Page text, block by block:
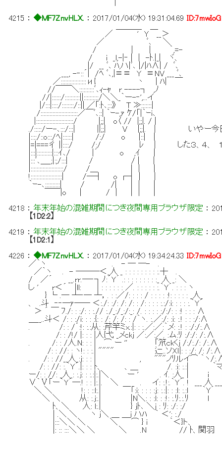
4215 ：◆MF7ZnvHLX. ：2017/01/04(水) 19:31:04.69
／ ' Y __＞
／ ﾞ､ ＼
/ | | ｀,=-
/ i _l,-|‐ | | -ﾄ.|_| ヾ、
|/ __ ﾞ､ ﾊ,ハ|ﾞ､ |/|ﾊ∧| / ﾞ､
___, -‐::´| /ﾍ ﾞ､,|≡≡ Y ≡NV ___ ﾞ､
／:::::::::::::::::и{ 丶 | ﾊ| ￣
//￣￣＼::::::::::ﾞ､ｨ-ｬ r ----┐ ,ﾉ
//|::::::/::::::::::||::::::::::/＼＼_｀ー-‐',...イ
|/:::|::::/::::::::/::|| ／「:ﾄ､:::》 T ≫:::::::|
/:::::::::::::::::::::::::／￣ﾞ､::| ｀ｰ-,ｧ ｹ/「|｀ｰi､
|:::::::::::::::::::::::::/ |;;| o〈 // |;;|. / |
./:::::/ー-､:::/:::| ||;;| V |;;|. | いやー今日は
|::::/::o:::/ﾍ|::::::| /:/ o |::| |
|=|===彳 ||::::/ /:/ ﾚ | した３、４、 １d２ すべ
|:::|::::::::::|:::ｲ､/ |´ o ,ｲ |
|:::ﾞ､＿_;|:;/:::| / / | |
|::::::::::::::::::::::/ /＿ | | |
!:::::::::::::::::::::| /―┤ o ┌┤｜ |
｀ｰ-､::::::::::| / /| ｜ | |
￣￣|o | / | | | |
4218 ：年末年始の混雑期間につき夜間専用ブラウザ限定 ：
【1D2:2】
4219 ：年末年始の混雑期間につき夜間専用ブラウザ限定 ：
【1D2:1】
4226 ：◆MF7ZnvHLX. ：2017/01/04(水) 19:34:24.33
／｀ヽ . - ─ ─- .
／｀ヽ . - ───＜_人 _ : : : : : : : : :.┼ .
/ ／´ __.rr.─‐┐ﾉ:´Y´ .: : : : : : : : :_ 人 _: ＼
し ' r＜´ |ll: | : : : : : : ／. : : : : : :.｀Y´. : : : ヽ
} └ .─ ┴‐─ ┴，. : :／/: : : : / : : : : :!: : : : : _人_
、 .斗 ‐‐─ｧ── ＜:./: :/: /: /: : /: : : : :.:/:i: : : : :.｀Y´
＞ ´ ￣ ﾌ./: : :/: : :.// :./_:/_:/:_: /. : : : : :/:/: : :! : : : ∧
＿__..斗＜ /: : :/i: : : :{: : /: /: /: : /｀ヽ. :.／:/: :i: :.! : : :/:∧
. /: : /´:!: :.:从: :芹竿ミx.:|: : :.／:／:｀メ: :.! : :/:/:.∧
/: : /!/ |: : : |人{弋 _メckj ／:／:／. :ム:ﾘ :/:/: /:.∧
. /: : /人.N: : : | ⌒ ー '' 「笊ckくj /:/:./: /:.∧
/: : //: : ヽ!: : :.| """" 辷..ソXｌ|: : :/: /: /:.∧
. /: : //__人_:j: : : | , """ノﾘルイ⌒ ｀ヽ/
/: : //: :.｀Y´.|: : : ﾄ、 、＿ /. :i: :.:| ｀マ} ま
ー/: : //: _人_: :.j: : :.:|:.|＼ ー ' . ｲ. :人_ | i
∨｀Ⅴ「ー｀Y´─.! : : |:.|. ＼ . イ: :.!:.｀Y´. ! ___ 人
＼ ＼ !: : ::l:.| ￣「:i: : : : :j: :.:|: : :l: :.:ｌ ｀Y´
＼ ＼ 从: :.j:.| |N＼: : :l: : :!: :.ﾘ:.:.ﾘ l
ﾄ、＼ 人: l:.| } jﾄ､ ＼j : ﾘ: :/: :/
| .＼ ＼ ヽ j＼ ＿ ＿j ハﾊ ｀ ＜': :./
|:::＼＼ ＼ ＼ ⌒ } i ｀＜}ト、
|: :: :::＼＼ ＼ ＼ .N // ﾄ、関羽